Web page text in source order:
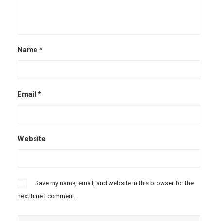
Name *
Email *
Website
Save my name, email, and website in this browser for the
next time I comment.